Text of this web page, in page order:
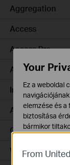
Aggregation
Access
Access Pro
Access Plus
Industrial
Access Max
GPON
Wired Gateways
From
Your
Ez a weboldal
elemzése és a
biztosítása
bármikor
Alap Cookie-k